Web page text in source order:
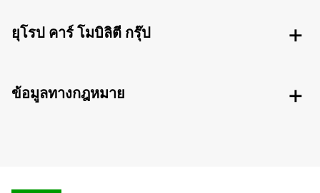
ยุโรป คาร์ โมบิลิตี กรุ๊ป
ข้อมูลทางกฎหมาย